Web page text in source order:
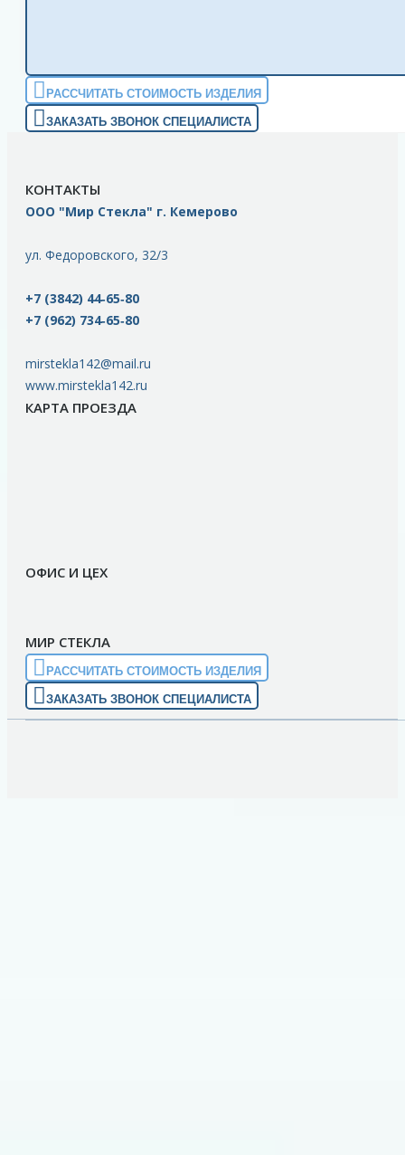
РАССЧИТАТЬ СТОИМОСТЬ ИЗДЕЛИЯ
ЗАКАЗАТЬ ЗВОНОК СПЕЦИАЛИСТА
КОНТАКТЫ
ООО "Мир Стекла" г. Кемерово
ул. Федоровского, 32/3
+7 (3842) 44‑65‑80
+7 (962) 734‑65‑80
mirstekla142@mail.ru
www.mirstekla142.ru
КАРТА ПРОЕЗДА
ОФИС И ЦЕХ
МИР СТЕКЛА
РАССЧИТАТЬ СТОИМОСТЬ ИЗДЕЛИЯ
ЗАКАЗАТЬ ЗВОНОК СПЕЦИАЛИСТА